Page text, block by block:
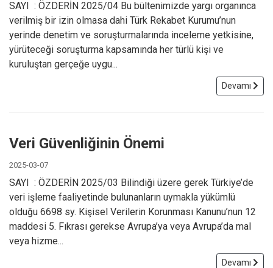
SAYI : ÖZDERİN 2025/04 Bu bültenimizde yargı organınca
verilmiş bir izin olmasa dahi Türk Rekabet Kurumu’nun
yerinde denetim ve soruşturmalarında inceleme yetkisine,
yürüteceği soruşturma kapsamında her türlü kişi ve
kuruluştan gerçeğe uygu...
Devamı
Veri Güvenliğinin Önemi
2025-03-07
SAYI : ÖZDERİN 2025/03 Bilindiği üzere gerek Türkiye’de
veri işleme faaliyetinde bulunanların uymakla yükümlü
olduğu 6698 sy. Kişisel Verilerin Korunması Kanunu’nun 12
maddesi 5. Fıkrası gerekse Avrupa’ya veya Avrupa’da mal
veya hizme...
Devamı